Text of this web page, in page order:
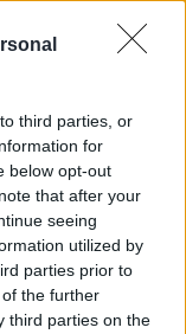
third parties, or
for
below opt-out
that after your
seeing
utilized by
parties prior to
the further
third parties on the
με
Τι γίνεται με
CERN" που
η Θεσσαλονίκη